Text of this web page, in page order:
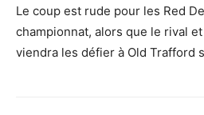
Le coup est rude pour les Red
championnat, alors que le rival
viendra les défier à Old Trafford